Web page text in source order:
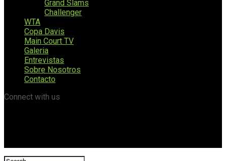
Grand Slams
Challenger
WTA
Copa Davis
Main Court TV
Galeria
Entrevistas
Sobre Nosotros
Contacto
Connect with us